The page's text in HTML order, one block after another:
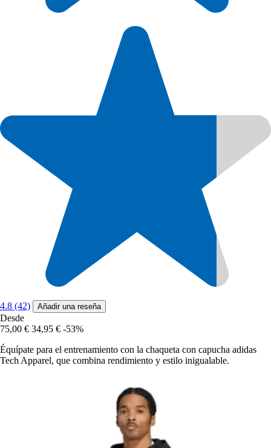
4.8 (42) Añadir una reseña
Desde
75,00 € 34,95 € -53%
Équípate para el entrenamiento con la chaqueta con capucha adidas
Tech Apparel, que combina rendimiento y estilo inigualable.